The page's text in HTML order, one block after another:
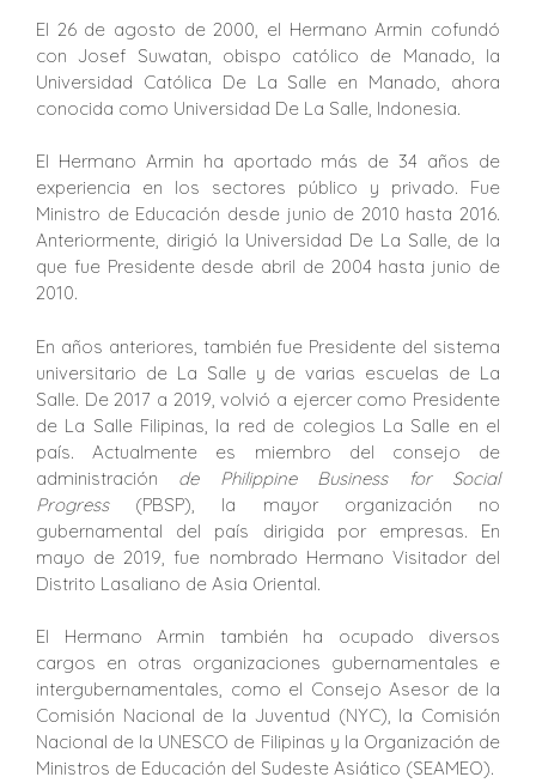
El 26 de agosto de 2000, el Hermano Armin cofundó
con Josef Suwatan, obispo católico de Manado, la
Universidad Católica De La Salle en Manado, ahora
conocida como Universidad De La Salle, Indonesia.
El Hermano Armin ha aportado más de 34 años de
experiencia en los sectores público y privado. Fue
Ministro de Educación desde junio de 2010 hasta 2016.
Anteriormente, dirigió la Universidad De La Salle, de la
que fue Presidente desde abril de 2004 hasta junio de
2010.
En años anteriores, también fue Presidente del sistema
universitario de La Salle y de varias escuelas de La
Salle. De 2017 a 2019, volvió a ejercer como Presidente
de La Salle Filipinas, la red de colegios La Salle en el
país. Actualmente es miembro del consejo de
administración de Philippine Business for Social
Progress(PBSP), la mayor organización no
gubernamental del país dirigida por empresas. En
mayo de 2019, fue nombrado Hermano Visitador del
Distrito Lasaliano de Asia Oriental.
El Hermano Armin también ha ocupado diversos
cargos en otras organizaciones gubernamentales e
intergubernamentales, como el Consejo Asesor de la
Comisión Nacional de la Juventud (NYC), la Comisión
Nacional de la UNESCO de Filipinas y la Organización de
Ministros de Educación del Sudeste Asiático (SEAMEO).